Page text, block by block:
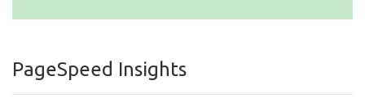
PageSpeed Insights